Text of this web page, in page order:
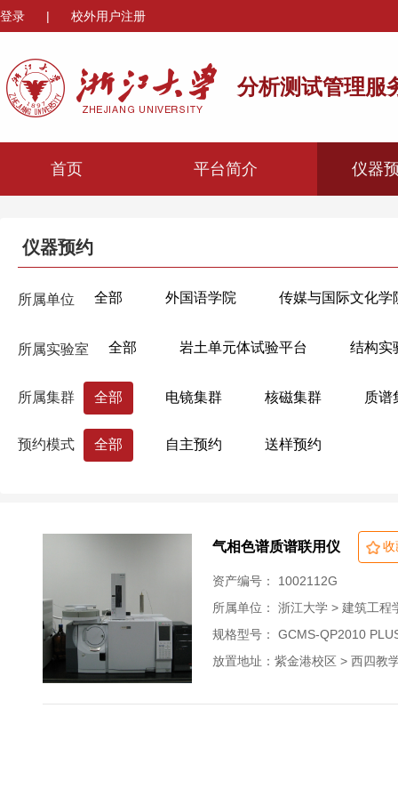
登录 | 校外用户注册
分析测试管理服
首页 平台简介 仪器
仪器预约
所属单位 全部 外国语学院 传媒与国际文化学
生物医学工程与仪器科学学院 生命科学学
药学院
生命科学研究院
所属实验室 全部 岩土单元体试验平台 结构实
建筑智能建造实验室
结构耐久性实验室
所属集群 全部 电镜集群 核磁集群 质谱
预约模式 全部 自主预约 送样预约
气相色谱质谱联用仪 收
资产编号： 1002112G
所属单位： 浙江大学 > 建筑工程
规格型号： GCMS-QP2010
放置地址：紫金港校区 > 西四教